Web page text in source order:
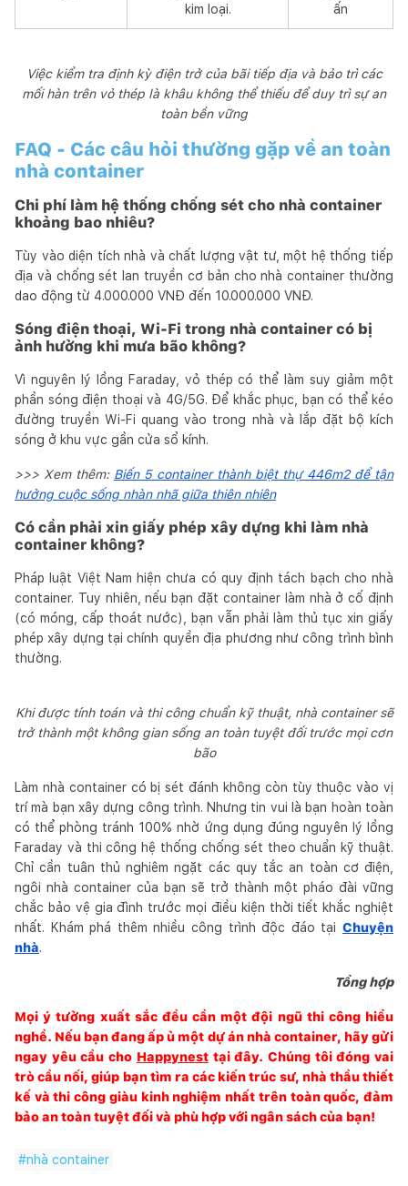
kim loại.
ấn
Việc kiểm tra định kỳ điện trở của bãi tiếp địa và bảo trì các
mối hàn trên vỏ thép là khâu không thể thiếu để duy trì sự an
toàn bền vững
FAQ - Các câu hỏi thường gặp về an toàn
nhà container
Chi phí làm hệ thống chống sét cho nhà container
khoảng bao nhiêu?
Tùy vào diện tích nhà và chất lượng vật tư, một hệ thống tiếp
địa và chống sét lan truyền cơ bản cho nhà container thường
dao động từ 4.000.000 VNĐ đến 10.000.000 VNĐ.
Sóng điện thoại, Wi‑Fi trong nhà container có bị
ảnh hưởng khi mưa bão không?
Vì nguyên lý lồng Faraday, vỏ thép có thể làm suy giảm một
phần sóng điện thoại và 4G/5G. Để khắc phục, bạn có thể kéo
đường truyền Wi‑Fi quang vào trong nhà và lắp đặt bộ kích
sóng ở khu vực gần cửa sổ kính.
>>> Xem thêm: Biến 5 container thành biệt thự 446m2 để tận
hưởng cuộc sống nhàn nhã giữa thiên nhiên
Có cần phải xin giấy phép xây dựng khi làm nhà
container không?
Pháp luật Việt Nam hiện chưa có quy định tách bạch cho nhà
container. Tuy nhiên, nếu bạn đặt container làm nhà ở cố định
(có móng, cấp thoát nước), bạn vẫn phải làm thủ tục xin giấy
phép xây dựng tại chính quyền địa phương như công trình bình
thường.
Khi được tính toán và thi công chuẩn kỹ thuật, nhà container sẽ
trở thành một không gian sống an toàn tuyệt đối trước mọi cơn
bão
Làm nhà container có bị sét đánh không còn tùy thuộc vào vị
trí mà bạn xây dựng công trình. Nhưng tin vui là bạn hoàn toàn
có thể phòng tránh 100% nhờ ứng dụng đúng nguyên lý lồng
Faraday và thi công hệ thống chống sét theo chuẩn kỹ thuật.
Chỉ cần tuân thủ nghiêm ngặt các quy tắc an toàn cơ điện,
ngôi nhà container của bạn sẽ trở thành một pháo đài vững
chắc bảo vệ gia đình trước mọi điều kiện thời tiết khắc nghiệt
nhất. Khám phá thêm nhiều công trình độc đáo tại Chuyện
nhà.
Tổng hợp
Mọi ý tưởng xuất sắc đều cần một đội ngũ thi công hiểu
nghề. Nếu bạn đang ấp ủ một dự án nhà container, hãy gửi
ngay yêu cầu cho Happynest tại đây. Chúng tôi đóng vai
trò cầu nối, giúp bạn tìm ra các kiến trúc sư, nhà thầu thiết
kế và thi công giàu kinh nghiệm nhất trên toàn quốc, đảm
bảo an toàn tuyệt đối và phù hợp với ngân sách của bạn!
#nhà container